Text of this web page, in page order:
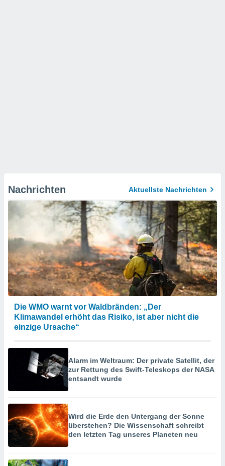
Nachrichten Aktuellste Nachrichten
Die WMO warnt vor Waldbränden: „Der
Klimawandel erhöht das Risiko, ist aber nicht die
einzige Ursache“
Alarm im Weltraum: Der private Satellit, der
zur Rettung des Swift-Teleskops der NASA
entsandt wurde
Wird die Erde den Untergang der Sonne
überstehen? Die Wissenschaft schreibt
den letzten Tag unseres Planeten neu